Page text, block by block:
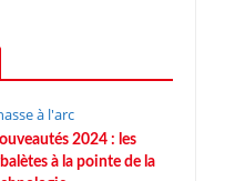
à l'arc
2024 : les
à la pointe de la